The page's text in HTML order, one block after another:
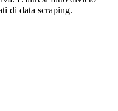
di data scraping.